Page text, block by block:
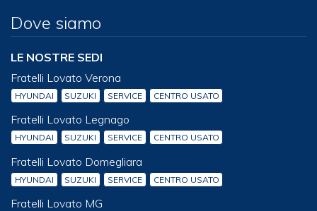
Dove siamo
LE NOSTRE SEDI
Fratelli Lovato Verona
HYUNDAI SUZUKI SERVICE CENTRO USATO
Fratelli Lovato Legnago
HYUNDAI SUZUKI SERVICE CENTRO USATO
Fratelli Lovato Domegliara
HYUNDAI SUZUKI SERVICE CENTRO USATO
Fratelli Lovato MG